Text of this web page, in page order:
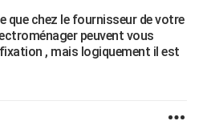
que chez le fournisseur de votre
peuvent vous
, mais logiquement il est